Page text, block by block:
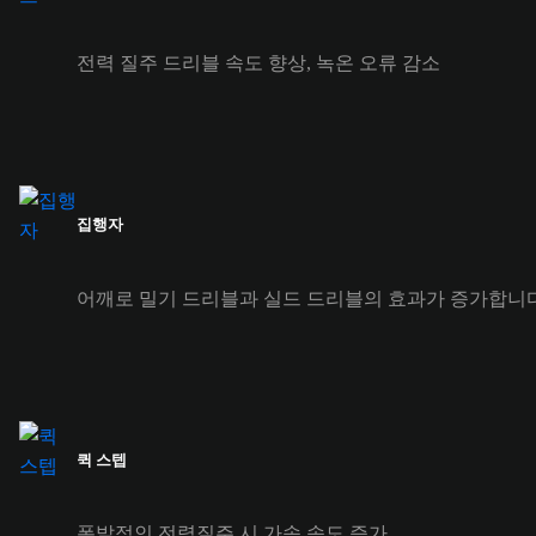
전력 질주 드리블 속도 향상, 녹온 오류 감소
집행자
어깨로 밀기 드리블과 실드 드리블의 효과가 증가합니
퀵 스텝